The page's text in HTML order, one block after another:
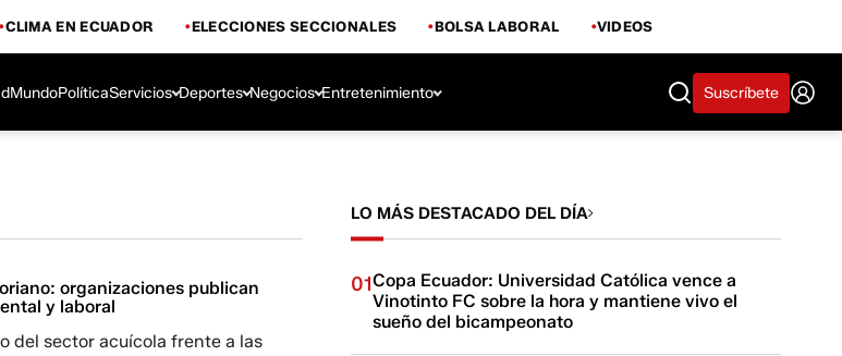
CLIMA EN ECUADOR ELECCIONES SECCIONALES BOLSA LABORAL VIDEOS
MundoPolíticaServicios Deportes Negocios Entretenimiento Suscríbete
organizaciones publican
y laboral
del sector acuícola frente a las
LO MÁS DESTACADO DEL DÍA
01Copa Ecuador: Universidad Católica vence a
Vinotinto FC sobre la hora y mantiene vivo el
sueño del bicampeonato